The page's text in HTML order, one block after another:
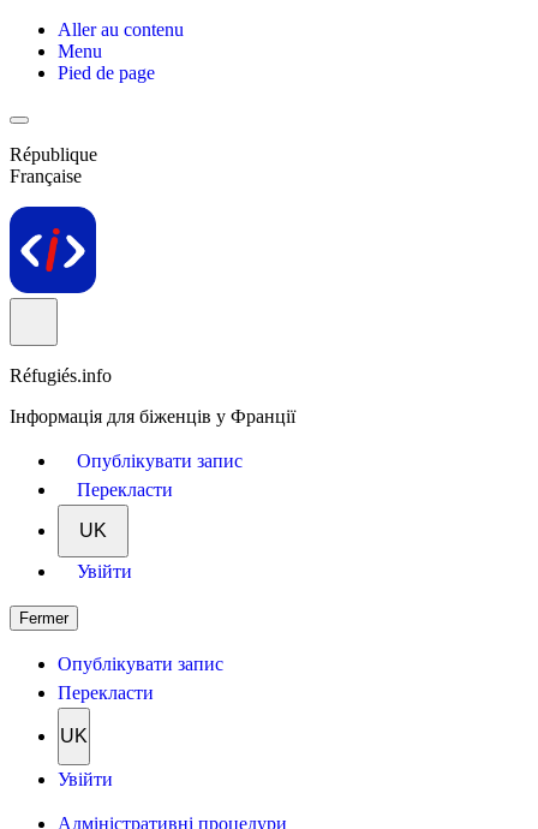
Aller au contenu
Menu
Pied de page
République
Française
Réfugiés.info
Інформація для біженців у Франції
Опублікувати запис
Перекласти
UK
Увійти
Fermer
Опублікувати запис
Перекласти
UK
Увійти
Адміністративні процедури